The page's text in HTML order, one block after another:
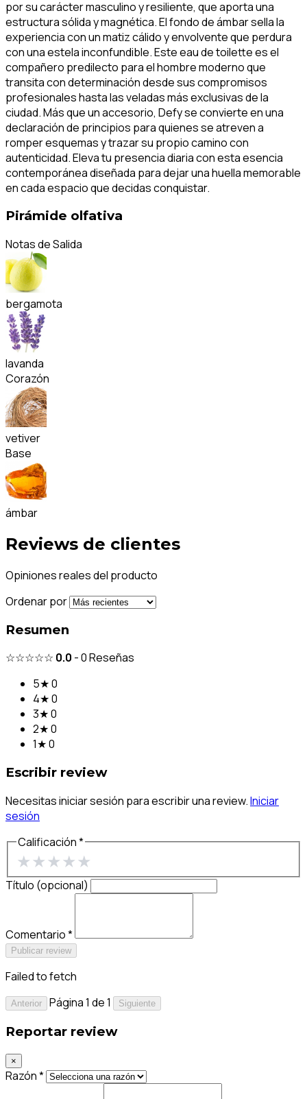
por su carácter masculino y resiliente, que aporta una
estructura sólida y magnética. El fondo de ámbar sella la
experiencia con un matiz cálido y envolvente que perdura
con una estela inconfundible. Este eau de toilette es el
compañero predilecto para el hombre moderno que
transita con determinación desde sus compromisos
profesionales hasta las veladas más exclusivas de la
ciudad. Más que un accesorio, Defy se convierte en una
declaración de principios para quienes se atreven a
romper esquemas y trazar su propio camino con
autenticidad. Eleva tu presencia diaria con esta esencia
contemporánea diseñada para dejar una huella memorable
en cada espacio que decidas conquistar.
Pirámide olfativa
Notas de Salida
bergamota
lavanda
Corazón
vetiver
Base
ámbar
Reviews de clientes
Opiniones reales del producto
Ordenar por
Resumen
☆☆☆☆☆ 0.0 -0Reseñas
5★0
4★0
3★0
2★0
1★0
Escribir review
Necesitas iniciar sesión para escribir una review.Iniciar
sesión
Calificación *
★★★★★
Título (opcional)
Comentario *
Publicar review
Failed to fetch
Anterior Página 1 de 1 Siguiente
Reportar review
×
Razón *